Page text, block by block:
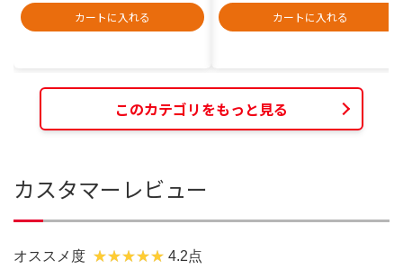
カートに入れる
カートに入れる
このカテゴリをもっと見る
カスタマーレビュー
オススメ度 4.2点